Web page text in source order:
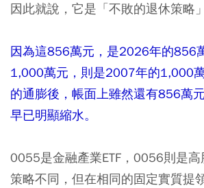
因此就說，它是「不敗的退休策略」
因為這856萬元，是2026年的856
1,000萬元，則是2007年的1,000
的通膨後，帳面上雖然還有856萬
早已明顯縮水。
0055是金融產業ETF，0056則是
策略不同，但在相同的固定實質提